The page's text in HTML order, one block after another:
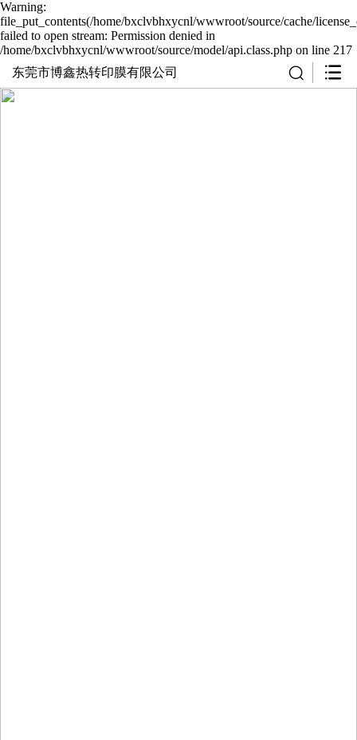
Warning:
file_put_contents(/home/bxclvbhxycnl/wwwroot/source/cache/
failed to open stream: Permission denied in
/home/bxclvbhxycnl/wwwroot/source/model/api.class.php on line 217
东莞市博鑫热转印膜有限公司